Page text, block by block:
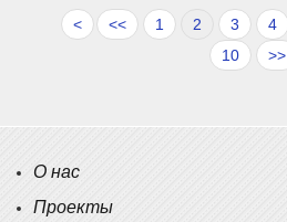
<<
< 1 2 3 4
10
>>
О нас
Проекты